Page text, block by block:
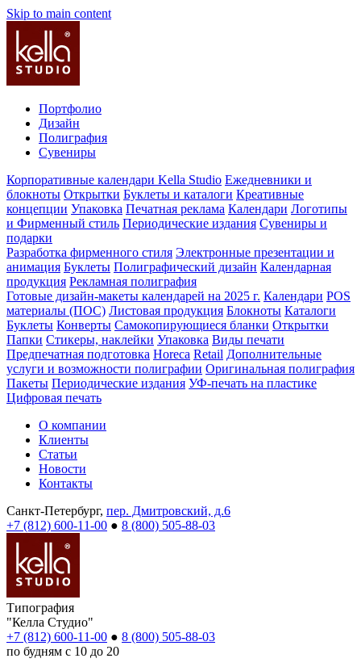
Skip to main content
Портфолио
Дизайн
Полиграфия
Сувениры
Корпоративные календари Kella Studio Ежедневники и
блокноты Открытки Буклеты и каталоги Креативные
концепции Упаковка Печатная реклама Календари Логотипы
и Фирменный стиль Периодические издания Сувениры и
подарки
Разработка фирменного стиля Электронные презентации и
анимация Буклеты Полиграфический дизайн Календарная
продукция Рекламная полиграфия
Готовые дизайн-макеты календарей на 2025 г. Календари POS
материалы (ПОС) Листовая продукция Блокноты Каталоги
Буклеты Конверты Самокопирующиеся бланки Открытки
Папки Стикеры, наклейки Упаковка Виды печати
Предпечатная подготовка Horeca Retail Дополнительные
услуги и возможности полиграфии Оригинальная полиграфия
Пакеты Периодические издания УФ-печать на пластике
Цифровая печать
О компании
Клиенты
Статьи
Новости
Контакты
Санкт-Петербург, пер. Дмитровский, д.6
+7 (812) 600-11-00 ● 8 (800) 505-88-03
Типография
"Келла Студио"
+7 (812) 600-11-00 ● 8 (800) 505-88-03
по будням с 10 до 20